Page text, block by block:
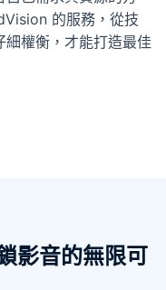
的服務，從技
權衡，才能打造最佳
影音的無限可